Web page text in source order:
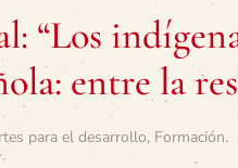
“Los
entre la
para el desarrollo, Formación.